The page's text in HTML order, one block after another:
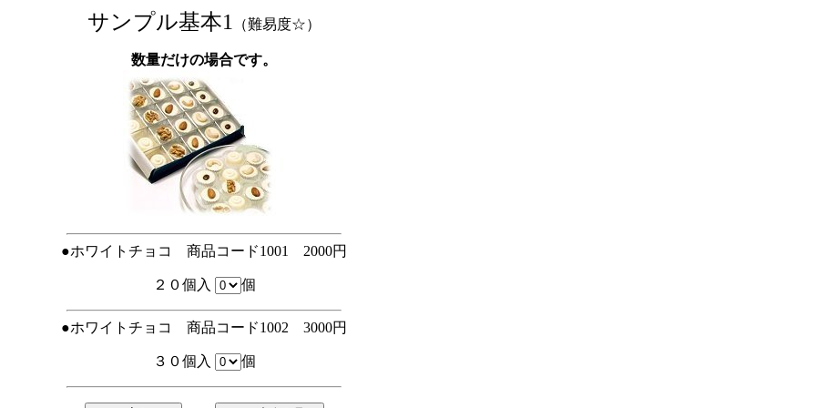
サンプル基本1 （難易度☆）
数量だけの場合です。
●ホワイトチョコ 商品コード1001 2000円
２０個入 個
●ホワイトチョコ 商品コード1002 3000円
３０個入 個